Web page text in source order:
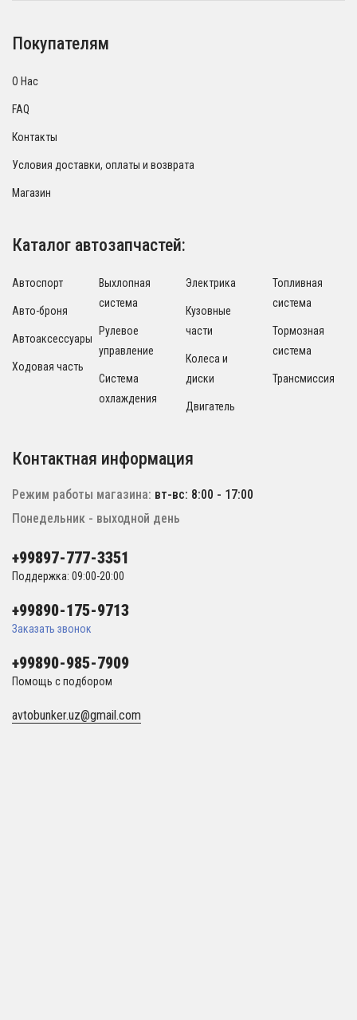
Покупателям
О Нас
FAQ
Контакты
Условия доставки, оплаты и возврата
Магазин
Каталог автозапчастей:
Автоспорт
Авто-броня
Автоаксессуары
Ходовая часть
Выхлопная
система
Рулевое
управление
Система
охлаждения
Электрика
Кузовные
части
Колеса и
диски
Двигатель
Топливная
система
Тормозная
система
Трансмиссия
Контактная информация
Режим работы магазина: вт-вс: 8:00 - 17:00
Понедельник - выходной день
+99897-777-3351
Поддержка: 09:00-20:00
+99890-175-9713
Заказать звонок
+99890-985-7909
Помощь с подбором
avtobunker.uz@gmail.com